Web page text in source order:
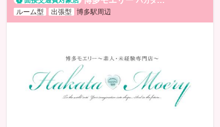
ルーム型
出張型 博多駅周辺